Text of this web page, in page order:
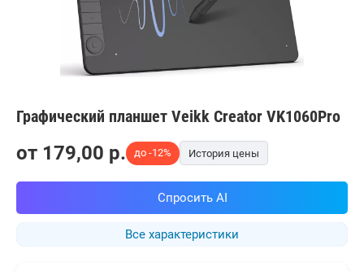
Графический планшет Veikk Creator VK1060Pro
Все характеристики
от 179,00 p. до -12% История цены
Спросить AI